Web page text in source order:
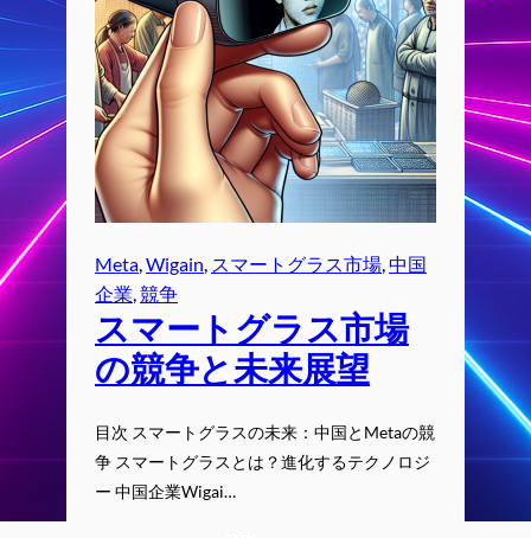
Meta, Wigain, スマートグラス市場, 中国
企業, 競争
スマートグラス市場
の競争と未来展望
目次 スマートグラスの未来：中国とMetaの競
争 スマートグラスとは？進化するテクノロジ
ー 中国企業Wigai…